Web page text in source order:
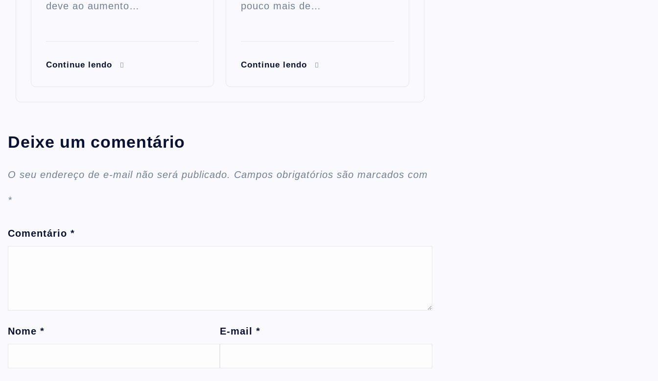
deve ao aumento…
Continue lendo
pouco mais de…
Continue lendo
Deixe um comentário
O seu endereço de e-mail não será publicado. Campos obrigatórios são marcados com
*
Comentário *
Nome * E-mail*